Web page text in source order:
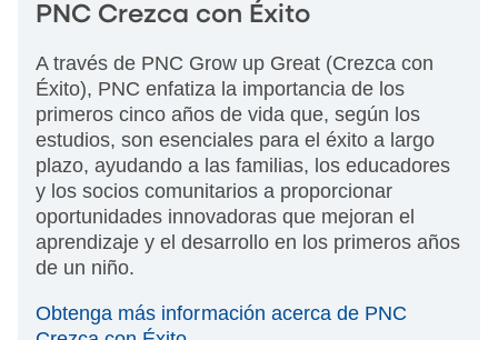
PNC Crezca con Éxito
A través de PNC Grow up Great (Crezca con
Éxito), PNC enfatiza la importancia de los
primeros cinco años de vida que, según los
estudios, son esenciales para el éxito a largo
plazo, ayudando a las familias, los educadores
y los socios comunitarios a proporcionar
oportunidades innovadoras que mejoran el
aprendizaje y el desarrollo en los primeros años
de un niño.
Obtenga más información acerca de PNC